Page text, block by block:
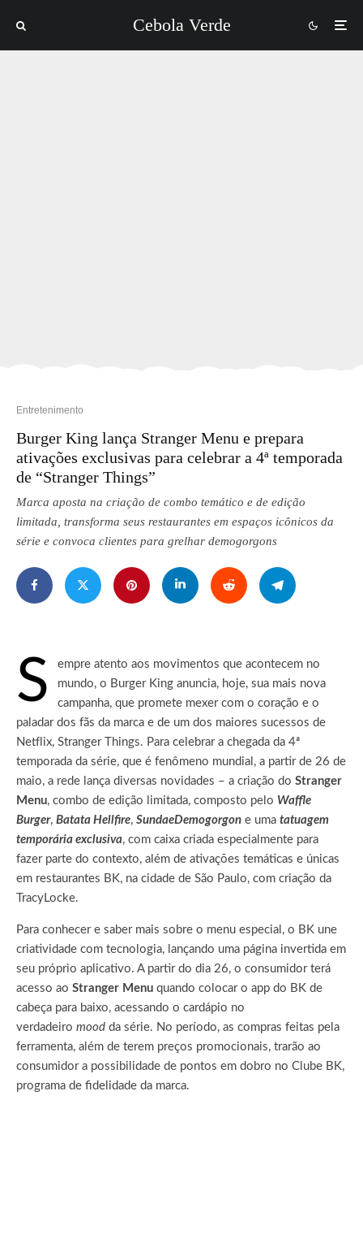
Cebola Verde
Entretenimento
Burger King lança Stranger Menu e prepara
ativações exclusivas para celebrar a 4ª temporada
de “Stranger Things”
Marca aposta na criação de combo temático e de edição
limitada, transforma seus restaurantes em espaços icônicos da
série e convoca clientes para grelhar demogorgons
S
empre atento aos movimentos que acontecem no
mundo, o Burger King anuncia, hoje, sua mais nova
campanha, que promete mexer com o coração e o
paladar dos fãs da marca e de um dos maiores sucessos de
Netflix, Stranger Things. Para celebrar a chegada da 4ª
temporada da série, que é fenômeno mundial, a partir de 26 de
maio, a rede lança diversas novidades – a criação do Stranger
Menu, combo de edição limitada, composto pelo Waffle
Burger, Batata Hellfire, SundaeDemogorgon e uma tatuagem
temporária exclusiva, com caixa criada especialmente para
fazer parte do contexto, além de ativações temáticas e únicas
em restaurantes BK, na cidade de São Paulo, com criação da
TracyLocke.
Para conhecer e saber mais sobre o menu especial, o BK une
criatividade com tecnologia, lançando uma página invertida em
seu próprio aplicativo. A partir do dia 26, o consumidor terá
acesso ao Stranger Menu quando colocar o app do BK de
cabeça para baixo, acessando o cardápio no
verdadeiro mood da série. No período, as compras feitas pela
ferramenta, além de terem preços promocionais, trarão ao
consumidor a possibilidade de pontos em dobro no Clube BK,
programa de fidelidade da marca.